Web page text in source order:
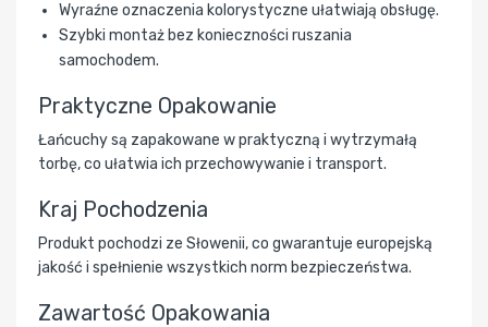
Wyraźne oznaczenia kolorystyczne ułatwiają obsługę.
Szybki montaż bez konieczności ruszania
samochodem.
Praktyczne Opakowanie
Łańcuchy są zapakowane w praktyczną i wytrzymałą
torbę, co ułatwia ich przechowywanie i transport.
Kraj Pochodzenia
Produkt pochodzi ze Słowenii, co gwarantuje europejską
jakość i spełnienie wszystkich norm bezpieczeństwa.
Zawartość Opakowania